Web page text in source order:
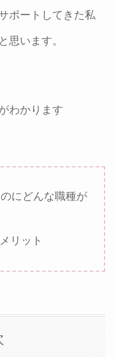
ポートしてきた私
思います。
わかります
にどんな職種が
リット